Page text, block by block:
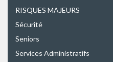
RISQUES MAJEURS
Sécurité
Seniors
Services Administratifs